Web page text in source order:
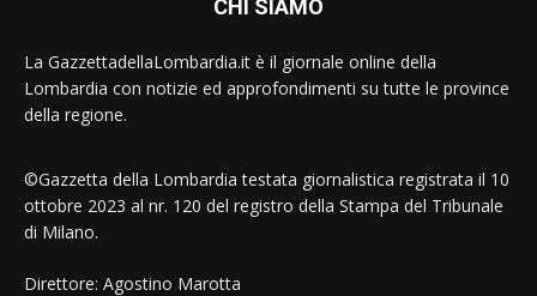
CHI SIAMO
La GazzettadellaLombardia.it è il giornale online della
Lombardia con notizie ed approfondimenti su tutte le province
della regione.
©Gazzetta della Lombardia testata giornalistica registrata il 10
ottobre 2023 al nr. 120 del registro della Stampa del Tribunale
di Milano.
Direttore: Agostino Marotta